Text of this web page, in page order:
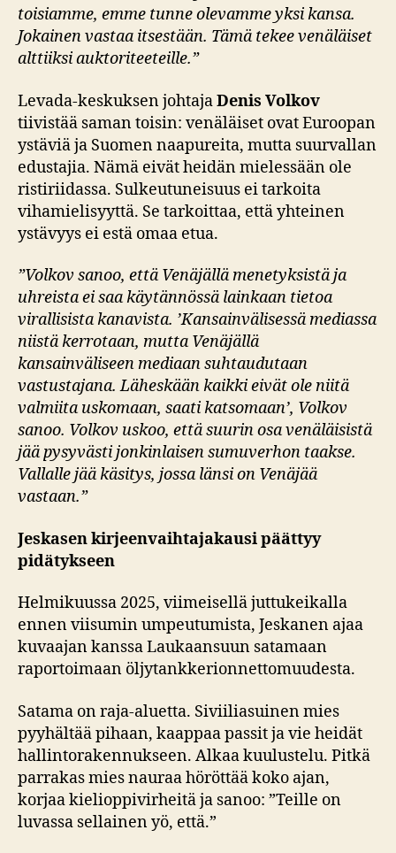
toisiamme, emme tunne olevamme yksi kansa.
Jokainen vastaa itsestään. Tämä tekee venäläiset
alttiiksi auktoriteeteille.”
Levada-keskuksen johtajaDenis Volkov
tiivistää saman toisin: venäläiset ovat Euroopan
ystäviä ja Suomen naapureita, mutta suurvallan
edustajia. Nämä eivät heidän mielessään ole
ristiriidassa. Sulkeutuneisuus ei tarkoita
vihamielisyyttä. Se tarkoittaa, että yhteinen
ystävyys ei estä omaa etua.
”Volkov sanoo, että Venäjällä menetyksistä ja
uhreista ei saa käytännössä lainkaan tietoa
virallisista kanavista. ’Kansainvälisessä mediassa
niistä kerrotaan, mutta Venäjällä
kansainväliseen mediaan suhtaudutaan
vastustajana. Läheskään kaikki eivät ole niitä
valmiita uskomaan, saati katsomaan’, Volkov
sanoo. Volkov uskoo, että suurin osa venäläisistä
jää pysyvästi jonkinlaisen sumuverhon taakse.
Vallalle jää käsitys, jossa länsi on Venäjää
vastaan.”
Jeskasen kirjeenvaihtajakausi päättyy
pidätykseen
Helmikuussa 2025, viimeisellä juttukeikalla
ennen viisumin umpeutumista, Jeskanen ajaa
kuvaajan kanssa Laukaansuun satamaan
raportoimaan öljytankkerionnettomuudesta.
Satama on raja-aluetta. Siviiliasuinen mies
pyyhältää pihaan, kaappaa passit ja vie heidät
hallintorakennukseen. Alkaa kuulustelu. Pitkä
parrakas mies nauraa höröttää koko ajan,
korjaa kielioppivirheitä ja sanoo: ”Teille on
luvassa sellainen yö, että.”